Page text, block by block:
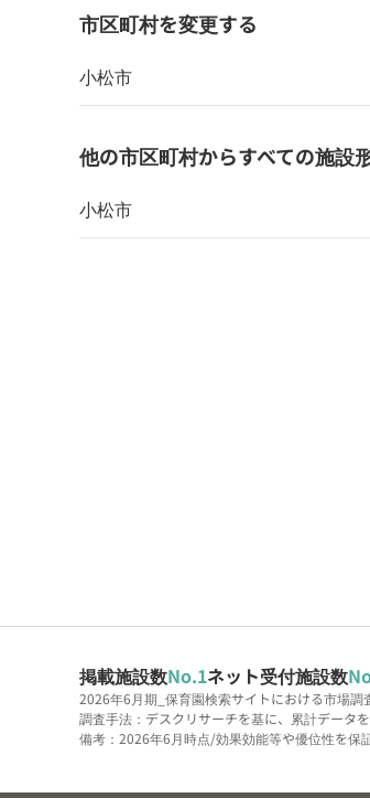
市区町村を変更する
小松市
他の市区町村からすべての施設
小松市
掲載施設数No.1ネット受付施設数
2026年6月期_保育園検索サイトにおける市場調
調査手法：デスクリサーチを基に、累計データ
備考：2026年6月時点/効果効能等や優位性を